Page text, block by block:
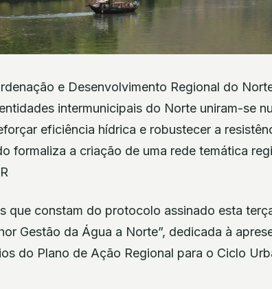
e Desenvolvimento Regional do
intermunicipais do Norte uniram-se
eficiência hídrica e robustecer a
formaliza a criação de uma rede temática
que constam do protocolo assinado esta
Gestão da Água a Norte”, dedicada à
do Plano de Ação Regional para o Ciclo